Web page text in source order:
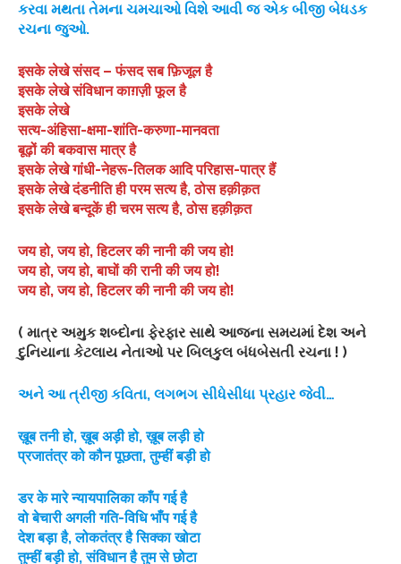
કરવા મથતા તેમના ચમચાઓ વિશે આવી જ એક બીજી બેધડક
રચના જુઓ.
इसके लेखे संसद – फंसद सब फ़िजूल है
इसके लेखे संविधान काग़ज़ी फूल है
इसके लेखे
सत्य-अंहिसा-क्षमा-शांति-करुणा-मानवता
बूढ़ों की बकवास मात्र है
इसके लेखे गांधी-नेहरू-तिलक आदि परिहास-पात्र हैं
इसके लेखे दंडनीति ही परम सत्य है, ठोस हक़ीक़त
इसके लेखे बन्दूकें ही चरम सत्य है, ठोस हक़ीक़त
जय हो, जय हो, हिटलर की नानी की जय हो!
जय हो, जय हो, बाघों की रानी की जय हो!
जय हो, जय हो, हिटलर की नानी की जय हो!
( માત્ર અમુક શબ્દોના ફેરફાર સાથે આજના સમયમાં દેશ અને
દુનિયાના કેટલાય નેતાઓ પર બિલકુલ બંધબેસતી રચના ! )
અને આ ત્રીજી કવિતા, લગભગ સીધેસીધા પ્રહાર જેવી…
ख़ूब तनी हो, ख़ूब अड़ी हो, ख़ूब लड़ी हो
प्रजातंत्र को कौन पूछता, तुम्हीं बड़ी हो
डर के मारे न्यायपालिका काँप गई है
वो बेचारी अगली गति-विधि भाँप गई है
देश बड़ा है, लोकतंत्र है सिक्का खोटा
तुम्हीं बड़ी हो, संविधान है तुम से छोटा